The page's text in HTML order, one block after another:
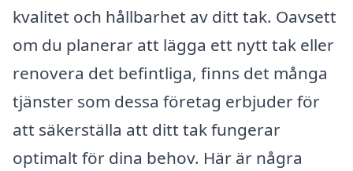
kvalitet och hållbarhet av ditt tak. Oavsett
om du planerar att lägga ett nytt tak eller
renovera det befintliga, finns det många
tjänster som dessa företag erbjuder för
att säkerställa att ditt tak fungerar
optimalt för dina behov. Här är några